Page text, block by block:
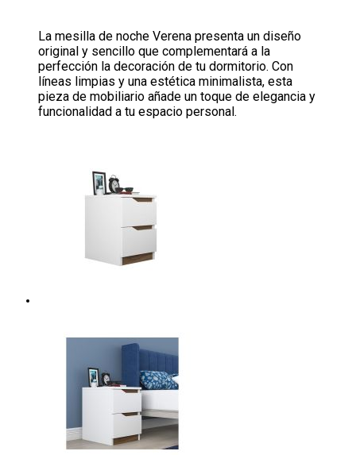
La mesilla de noche Verena presenta un diseño
original y sencillo que complementará a la
perfección la decoración de tu dormitorio. Con
líneas limpias y una estética minimalista, esta
pieza de mobiliario añade un toque de elegancia y
funcionalidad a tu espacio personal.